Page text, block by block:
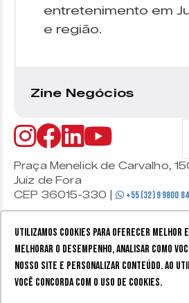
Utilizamos cookies para oferecer melhor
melhorar o desempenho, analisar como
nosso site e personalizar conteúdo. Ao
você concorda com o uso de cookies.
entretenimento em
e região.
Zine Negócios
Praça Menelick de Carvalho,
Juiz de Fora
CEP 36015-330 |
+55 (32) 9 9800